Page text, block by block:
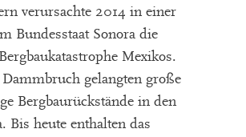
verursachte 2014 in einer
Bundesstaat Sonora die
Mexikos.
gelangten große
Bergbaurückstände in den
Bis heute enthalten das